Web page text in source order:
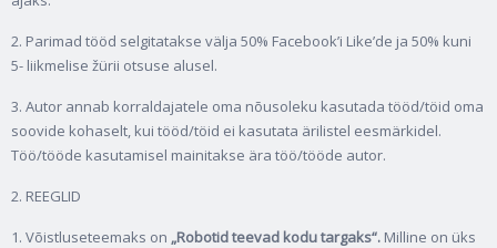
2. Parimad tööd selgitatakse välja 50% Facebook’i Like’de ja 50% kuni
5- liikmelise žürii otsuse alusel.
3. Autor annab korraldajatele oma nõusoleku kasutada tööd/töid oma
soovide kohaselt, kui tööd/töid ei kasutata ärilistel eesmärkidel.
Töö/tööde kasutamisel mainitakse ära töö/tööde autor.
2. REEGLID
1. Võistluseteemaks on „Robotid teevad kodu targaks“. Milline on üks